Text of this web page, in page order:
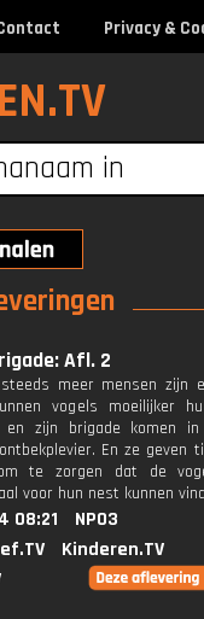
Privacy &
Afl. 2
meer mensen zijn
vogels moeilijker
en zijn brigade komen
En ze geven
te zorgen dat de
voor hun nest kunnen
08:21
NPO3
Kinderen.TV